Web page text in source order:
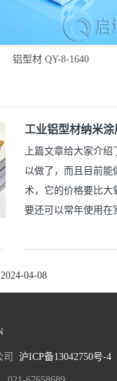
铝型材 QY-8-1640
工业铝型材纳米
上篇文章给大家介
以做了，而且目前能
术，它的价格要比大
要还可以常年使用在
有的色泽。今天主
吧！ 如果大家想了
篇文章《工业铝型材
2024-04-08
司 沪ICP备13042750号-4